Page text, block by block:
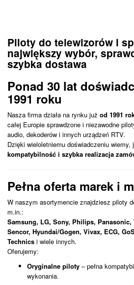
Piloty do telewizorów i
największy wybór,
szybka dostawa
Ponad 30 lat
1991 roku
Nasza firma działa na rynku już od 1991
całej Europie sprawdzone i niezawodne
audio, dekoderów i innych urządzeń RTV.
Dzięki wieloletniemu doświadczeniu wiemy,
kompatybilność i szybka realizacja
Pełna oferta marek i
W naszym asortymencie znajdziesz piloty
m.in.:
Samsung, LG, Sony, Philips, Panasonic,
Sencor, Hyundai/Gogen, Vivax, ECG,
Technics i wiele innych.
Oferujemy:
Oryginalne piloty – pełna
wykonania.